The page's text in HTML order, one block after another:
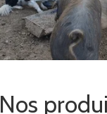
Nos